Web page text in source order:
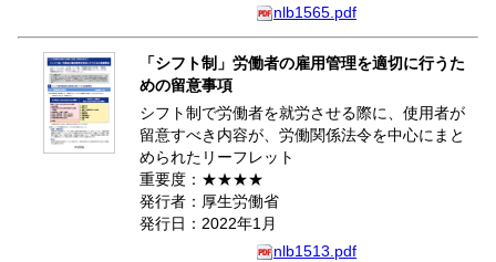
nlb1565.pdf
「シフト制」労働者の雇用管理を適切に行うた
めの留意事項
シフト制で労働者を就労させる際に、使用者が
留意すべき内容が、労働関係法令を中心にまと
められたリーフレット
重要度：★★★★
発行者：厚生労働省
発行日：2022年1月
nlb1513.pdf